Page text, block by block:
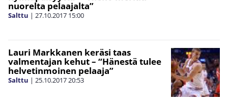
nuorelta pelaajalta”
Salttu | 27.10.2017 15:00
Lauri Markkanen keräsi taas
valmentajan kehut – “Hänestä tulee
helvetinmoinen pelaaja”
Salttu | 25.10.201720:53